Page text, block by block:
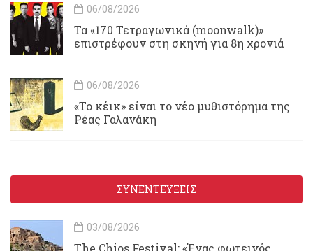
06/08/2026
Τα «170 Τετραγωνικά (moonwalk)»
επιστρέφουν στη σκηνή για 8η χρονιά
06/08/2026
«Το κέικ» είναι το νέο μυθιστόρημα της
Ρέας Γαλανάκη
ΣΥΝΕΝΤΕΥΞΕΙΣ
03/08/2026
Τhe Chios Festival: «Ένας φωτεινός